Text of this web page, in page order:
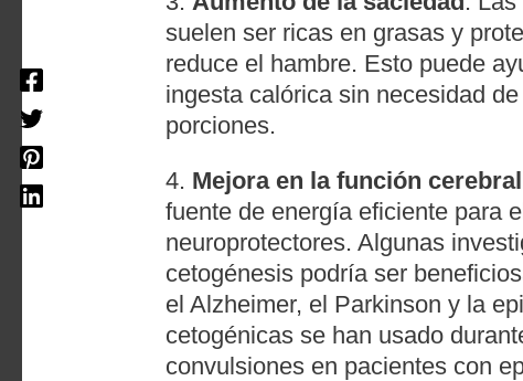
suelen ser ricas en grasas y
reduce el hambre. Esto puede
ingesta calórica sin necesidad
porciones.
4. Mejora en la función cerebral
fuente de energía eficiente para
neuroprotectores. Algunas
cetogénesis podría ser
el Alzheimer, el Parkinson y la
cetogénicas se han usado
convulsiones en pacientes con